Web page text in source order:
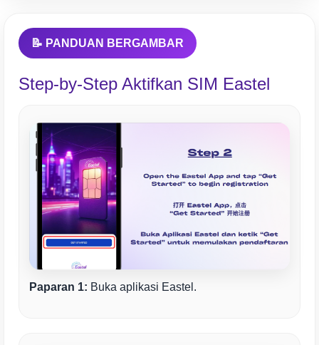
📝 PANDUAN BERGAMBAR
Step-by-Step Aktifkan SIM Eastel
Paparan 1: Buka aplikasi Eastel.